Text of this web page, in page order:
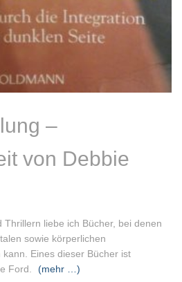
–
von Debbie
liebe ich Bücher, bei denen
sowie körperlichen
Eines dieser Bücher ist
Ford.
(mehr …)